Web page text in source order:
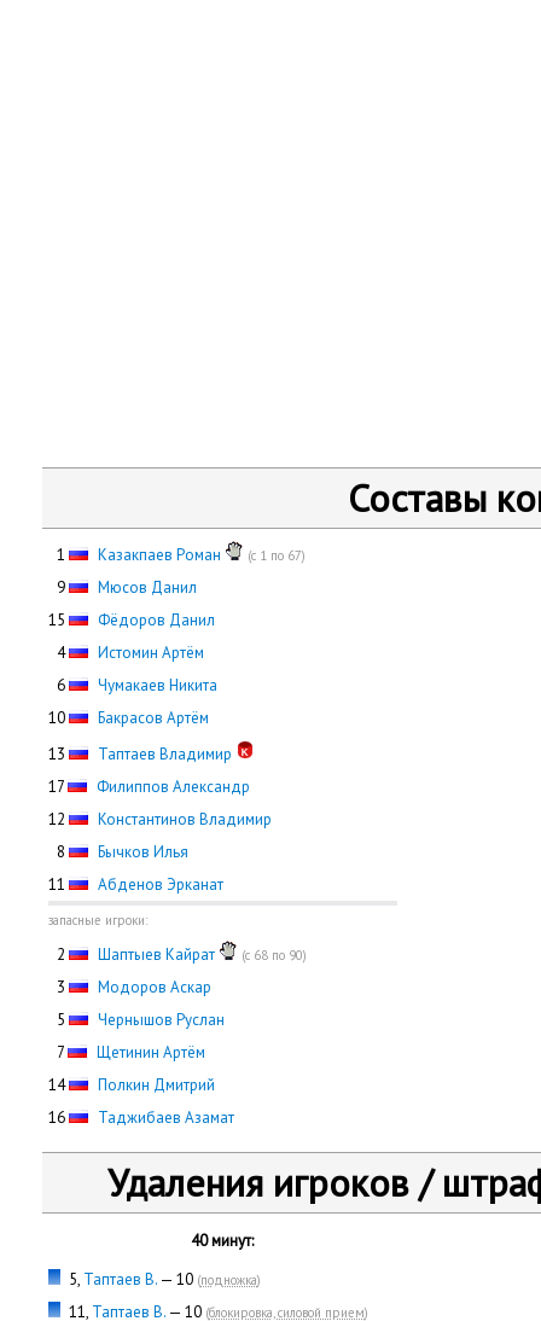
Составы
1 Казакпаев Роман (с 1 по 67)
9
Мюсов Данил
15
Фёдоров Данил
4
Истомин Артём
6
Чумакаев Никита
10
Бакрасов Артём
13
Таптаев Владимир
17
Филиппов Александр
12
Константинов Владимир
8
Бычков Илья
11
Абденов Эрканат
запасные игроки:
2 Шаптыев Кайрат (с 68 по 90)
3
Модоров Аскар
5
Чернышов Руслан
7
Щетинин Артём
14
Полкин Дмитрий
16
Таджибаев Азамат
Удаления игроков /
40 минут:
5, Таптаев В. — 10 (подножка)
11, Таптаев В. — 10 (блокировка, силовой прием)